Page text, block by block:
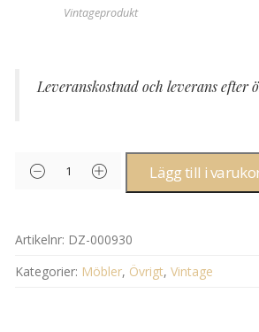
Vintageprodukt
Leveranskostnad och leverans efter
Lägg till i
Artikelnr: DZ-000930
Kategorier: Möbler, Övrigt,Vintage